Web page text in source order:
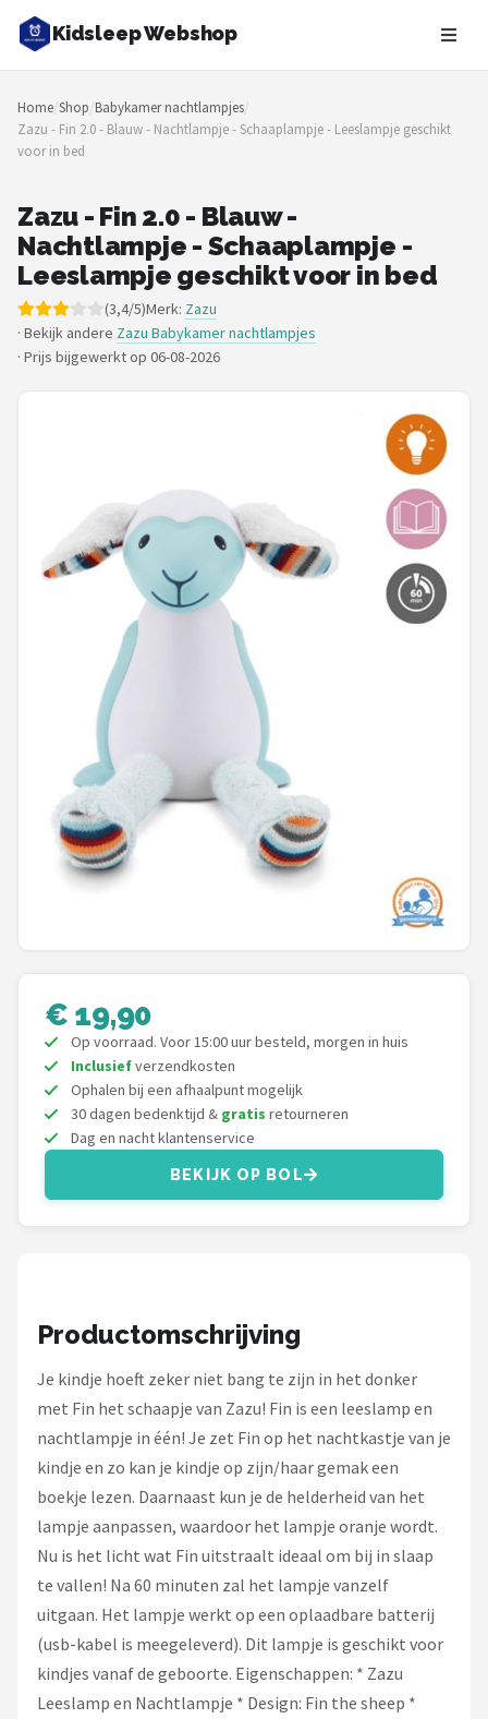
Kidsleep Webshop
Zoeken
NAVIGATIE
Shop
Merken
Blog
Slaaptrainers
Nachtlampjes
POPULAIRE MERKEN
Paladone
Aigostar
Flow Amsterdam
LUVION
Countryfield
Balvi
Alle merken →
Home/Shop/Babykamer nachtlampjes/
Zazu - Fin 2.0 - Blauw - Nachtlampje - Schaaplampje - Leeslampje geschikt
voor in bed
Zazu - Fin 2.0 - Blauw -
Nachtlampje - Schaaplampje -
Leeslampje geschikt voor in bed
(3,4/5)Merk: Zazu
· Bekijk andere Zazu Babykamer nachtlampjes
· Prijs bijgewerkt op 06-08-2026
€ 19,90
Op voorraad. Voor 15:00 uur besteld, morgen in huis
Inclusiefverzendkosten
Ophalen bij een afhaalpunt mogelijk
30 dagen bedenktijd & gratis retourneren
Dag en nacht klantenservice
BEKIJK OP BOL
Productomschrijving
Je kindje hoeft zeker niet bang te zijn in het donker
met Fin het schaapje van Zazu! Fin is een leeslamp en
nachtlampje in één! Je zet Fin op het nachtkastje van je
kindje en zo kan je kindje op zijn/haar gemak een
boekje lezen. Daarnaast kun je de helderheid van het
lampje aanpassen, waardoor het lampje oranje wordt.
Nu is het licht wat Fin uitstraalt ideaal om bij in slaap
te vallen! Na 60 minuten zal het lampje vanzelf
uitgaan. Het lampje werkt op een oplaadbare batterij
(usb-kabel is meegeleverd). Dit lampje is geschikt voor
kindjes vanaf de geboorte. Eigenschappen: * Zazu
Leeslamp en Nachtlampje * Design: Fin the sheep *